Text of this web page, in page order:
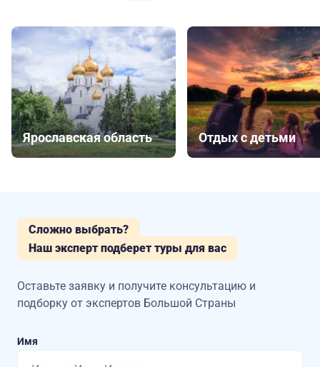
Ярославская область Отдых с детьми
Сложно выбрать?
Наш эксперт подберет туры для вас
Оставьте заявку и получите консультацию и
подборку от экспертов Большой Страны
Имя